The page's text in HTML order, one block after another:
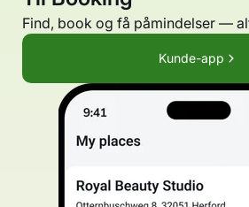
Find, book og få påmindelser —
Kunde-app